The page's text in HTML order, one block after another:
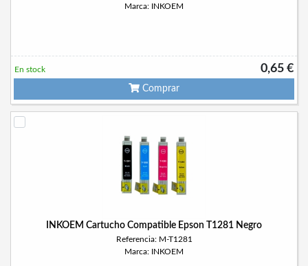
Marca: INKOEM
0,65 €
En stock
Comprar
INKOEM Cartucho Compatible Epson T1281 Negro
Referencia: M-T1281
Marca: INKOEM